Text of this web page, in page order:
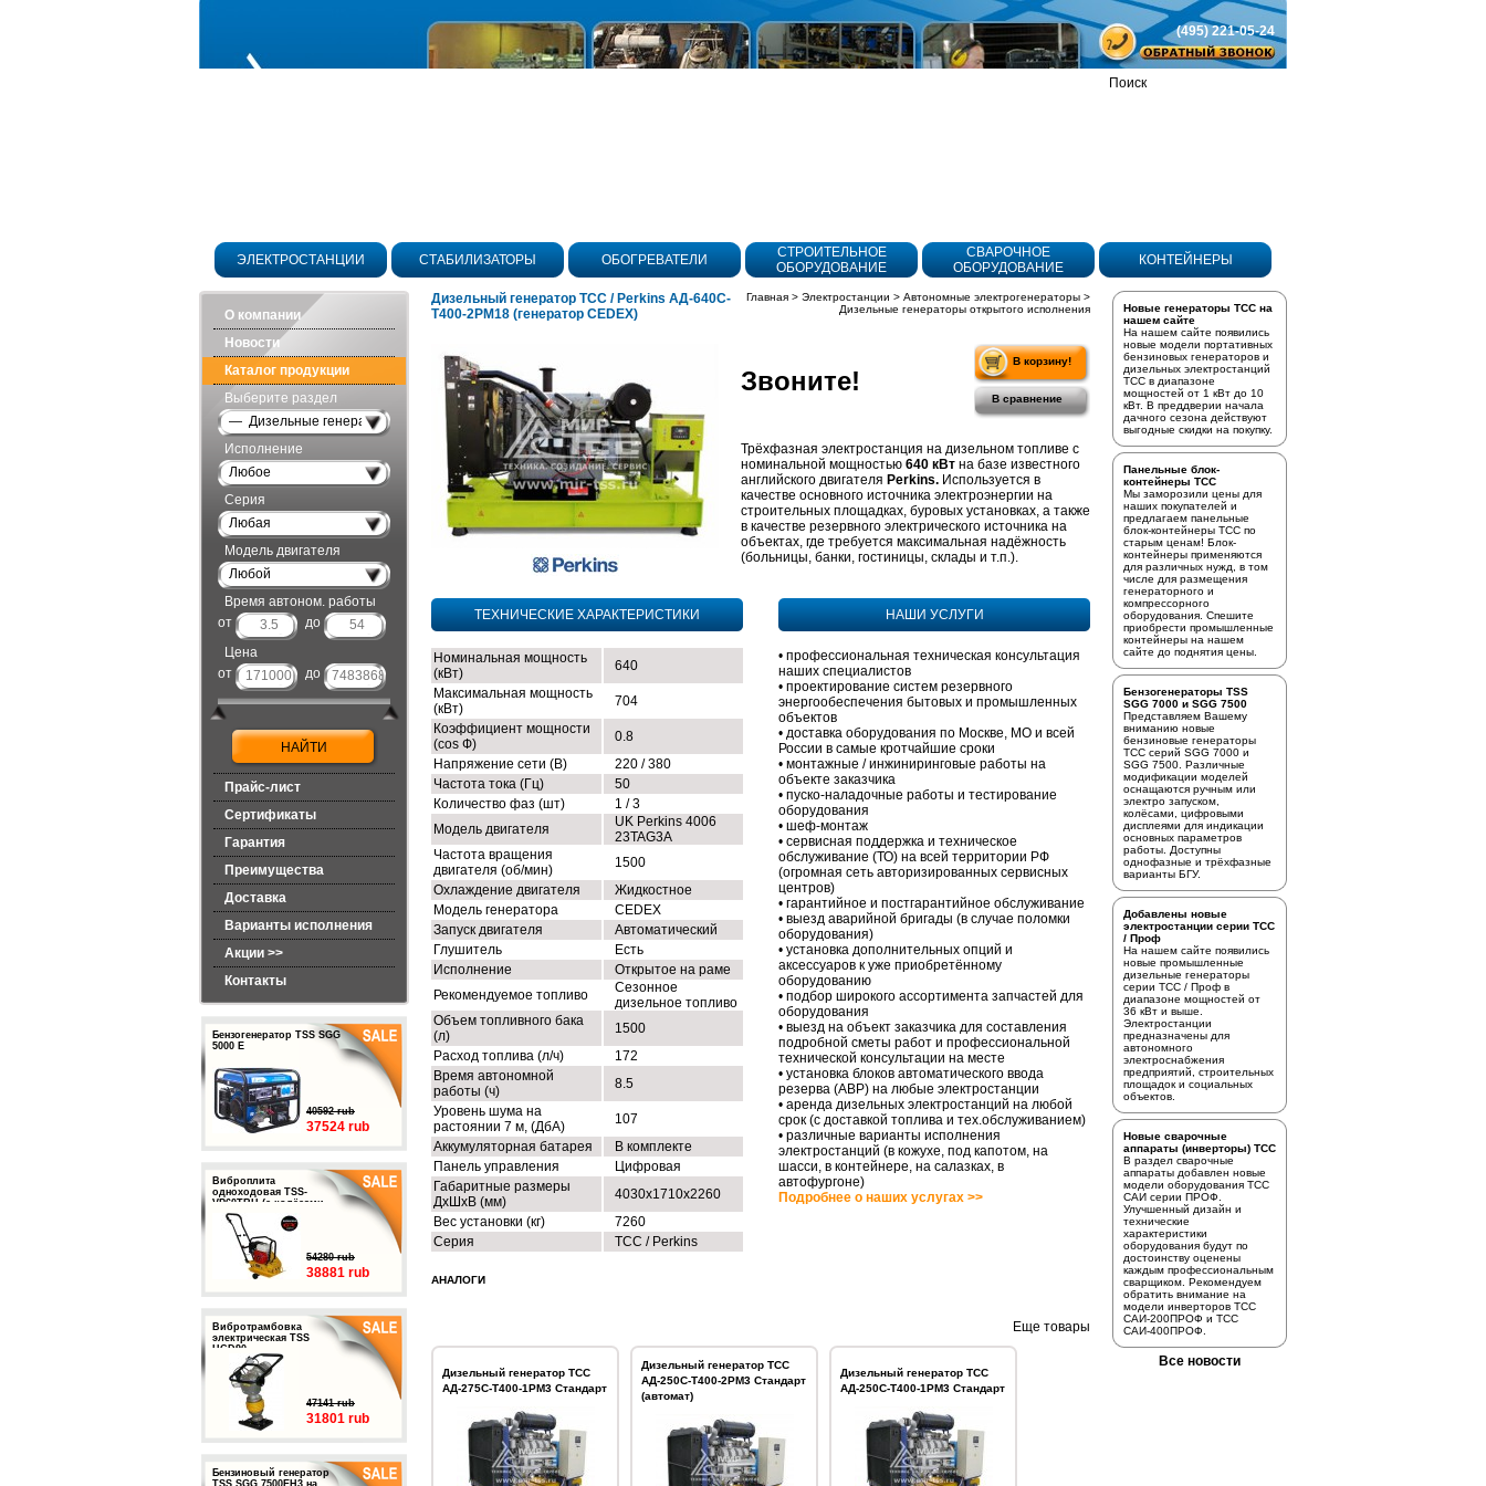
(495) 221-05-24
ЭЛЕКТРОСТАНЦИИ СТАБИЛИЗАТОРЫ ОБОГРЕВАТЕЛИ
СТРОИТЕЛЬНОЕ
ОБОРУДОВАНИЕ
СВАРОЧНОЕ
ОБОРУДОВАНИЕ
КОНТЕЙНЕРЫ
О компании
Новости
Каталог продукции
Выберите раздел
— Дизельные генераторы открытого исполнения
Исполнение
Любое
Серия
Любая
Модель двигателя
Любой
Время автоном. работы
от
до
Цена
от
до
Прайс-лист
Сертификаты
Гарантия
Преимущества
Доставка
Варианты исполнения
Акции >>
Контакты
Бензогенератор TSS SGG
5000 E
40592 rub
37524 rub
Виброплита
одноходовая TSS-
VP60TRH (с колёсами,
баком и ковриком)
54280 rub
38881 rub
Вибротрамбовка
электрическая TSS
HCD90
47141 rub
31801 rub
Бензиновый генератор
TSS SGG 7500EH3 на
Дизельный генератор ТСС / Perkins АД-640С-
Т400-2РМ18 (генератор CEDEX)
Главная > Электростанции > Автономные электрогенераторы >
Дизельные генераторы открытого исполнения
Звоните!
В корзину!
В сравнение
Трёхфазная электростанция на дизельном топливе с
номинальной мощностью 640 кВт на базе известного
английского двигателя Perkins. Используется в
качестве основного источника электроэнергии на
строительных площадках, буровых установках, а также
в качестве резервного электрического источника на
объектах, где требуется максимальная надёжность
(больницы, банки, гостиницы, склады и т.п.).
ТЕХНИЧЕСКИЕ ХАРАКТЕРИСТИКИ НАШИ УСЛУГИ
Номинальная мощность
(кВт)
640
Максимальная мощность
(кВт)
704
Коэффициент мощности
(cos Ф)
0.8
Напряжение сети (В)
220 / 380
Частота тока (Гц)
50
Количество фаз (шт)
1 / 3
Модель двигателя
UK Perkins 4006
23TAG3A
Частота вращения
двигателя (об/мин)
1500
Охлаждение двигателя
Жидкостное
Модель генератора
CEDEX
Запуск двигателя
Автоматический
Глушитель
Есть
Исполнение
Открытое на раме
Рекомендуемое топливо
Сезонное
дизельное топливо
Объем топливного бака
(л)
1500
Расход топлива (л/ч)
172
Время автономной
работы (ч)
8.5
Уровень шума на
растоянии 7 м, (ДбА)
107
Аккумуляторная батарея
В комплекте
Панель управления
Цифровая
Габаритные размеры
ДхШхВ (мм)
4030х1710х2260
Вес установки (кг)
7260
Серия
ТСС / Perkins
• профессиональная техническая консультация
наших специалистов
• проектирование систем резервного
энергообеспечения бытовых и промышленных
объектов
• доставка оборудования по Москве, МО и всей
России в самые кротчайшие сроки
• монтажные / инжиниринговые работы на
объекте заказчика
• пуско-наладочные работы и тестирование
оборудования
• шеф-монтаж
• сервисная поддержка и техническое
обслуживание (ТО) на всей территории РФ
(огромная сеть авторизированных сервисных
центров)
• гарантийное и постгарантийное обслуживание
• выезд аварийной бригады (в случае поломки
оборудования)
• установка дополнительных опций и
аксессуаров к уже приобретённому
оборудованию
• подбор широкого ассортимента запчастей для
оборудования
• выезд на объект заказчика для составления
подробной сметы работ и профессиональной
технической консультации на месте
• установка блоков автоматического ввода
резерва (АВР) на любые электростанции
• аренда дизельных электростанций на любой
срок (с доставкой топлива и тех.обслуживанием)
• различные варианты исполнения
электростанций (в кожухе, под капотом, на
шасси, в контейнере, на салазках, в
автофургоне)
Подробнее о наших услугах >>
АНАЛОГИ
Еще товары
Дизельный генератор ТСС
АД-275С-Т400-1РМ3 Стандарт
Дизельный генератор ТСС
АД-250С-Т400-2РМ3 Стандарт
(автомат)
Дизельный генератор ТСС
АД-250С-Т400-1РМ3 Стандарт
Новые генераторы ТСС на
нашем сайте
На нашем сайте появились
новые модели портативных
бензиновых генераторов и
дизельных электростанций
ТСС в диапазоне
мощностей от 1 кВт до 10
кВт. В преддверии начала
дачного сезона действуют
выгодные скидки на покупку.
Панельные блок-
контейнеры ТСС
Мы заморозили цены для
наших покупателей и
предлагаем панельные
блок-контейнеры ТСС по
старым ценам! Блок-
контейнеры применяются
для различных нужд, в том
числе для размещения
генераторного и
компрессорного
оборудования. Спешите
приобрести промышленные
контейнеры на нашем
сайте до поднятия цены.
Бензогенераторы TSS
SGG 7000 и SGG 7500
Представляем Вашему
вниманию новые
бензиновые генераторы
ТСС серий SGG 7000 и
SGG 7500. Различные
модификации моделей
оснащаются ручным или
электро запуском,
колёсами, цифровыми
дисплеями для индикации
основных параметров
работы. Доступны
однофазные и трёхфазные
варианты БГУ.
Добавлены новые
электростанции серии ТСС
/ Проф
На нашем сайте появились
новые промышленные
дизельные генераторы
серии ТСС / Проф в
диапазоне мощностей от
36 кВт и выше.
Электростанции
предназначены для
автономного
электроснабжения
предприятий, строительных
площадок и социальных
объектов.
Новые сварочные
аппараты (инверторы) ТСС
В раздел сварочные
аппараты добавлен новые
модели оборудования ТСС
САИ серии ПРОФ.
Улучшенный дизайн и
технические
характеристики
оборудования будут по
достоинству оценены
каждым профессиональным
сварщиком. Рекомендуем
обратить внимание на
модели инверторов ТСС
САИ-200ПРОФ и ТСС
САИ-400ПРОФ.
Все новости